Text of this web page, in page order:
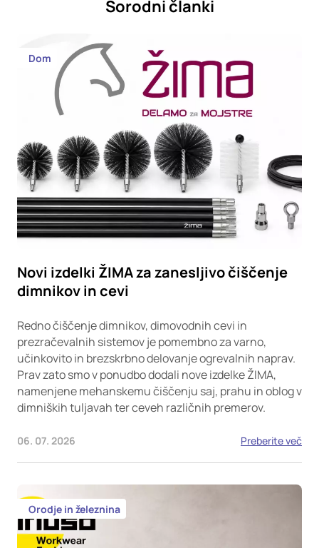
Sorodni članki
Dom
Novi izdelki ŽIMA za zanesljivo čiščenje
dimnikov in cevi
Redno čiščenje dimnikov, dimovodnih cevi in
prezračevalnih sistemov je pomembno za varno,
učinkovito in brezskrbno delovanje ogrevalnih naprav.
Prav zato smo v ponudbo dodali nove izdelke ŽIMA,
namenjene mehanskemu čiščenju saj, prahu in oblog v
dimniških tuljavah ter ceveh različnih premerov.
06. 07. 2026 Preberite več
Orodje in železnina